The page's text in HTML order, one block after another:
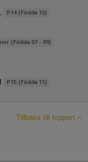
P14 (Födda 12)
(Födda 07 - 09)
P15 (Födda 11)
Tillbaka till toppen